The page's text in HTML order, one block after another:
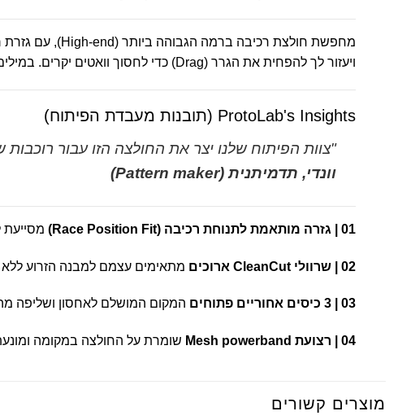
מחפשת חולצת רכיבה ברמה הגבוהה ביותר (High-end), עם גזרת רכיבה אווירודינמית לתנאי מזג אוויר
ויעזור לך להפחית את הגרר (Drag) כדי לחסוך וואטים יקרים. במילים אחרות: לרכוב מהר יותר באימוני אינטרוולים, ברכיבות סיבולת ארוכות ובמרוצים מאתגרים.
ProtoLab's Insights (תובנות מעבדת הפיתוח)
"צוות הפיתוח שלנו יצר את החולצה הזו עבור
וונדי, תדמיתנית (Pattern maker)
01 | גזרה מותאמת לתנוחת רכיבה (Race Position Fit) מסייעת
02 | שרוולי CleanCut ארוכים מתאימים עצמם למבנה הזרוע
03 | 3 כיסים אחוריים פתוחים המקום המושלם לאחסון ושליפה
04 | רצועת Mesh powerband שומרת על החולצה במקומה
מוצרים קשורים